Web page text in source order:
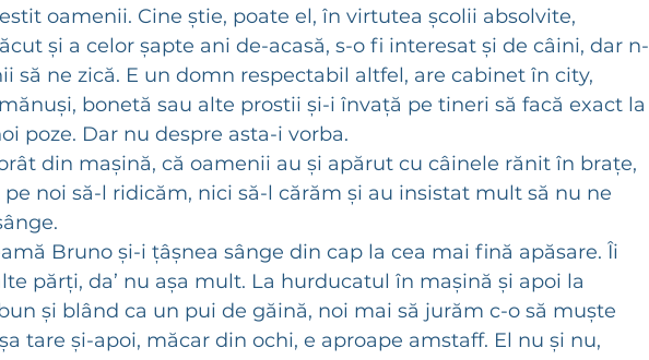
oamenii. Cine știe, poate el, în virtutea școlii absolvite,
și a celor șapte ani de-acasă, s-o fi interesat și de câini, dar n-
să ne zică. E un domn respectabil altfel, are cabinet în city,
bonetă sau alte prostii și-i învață pe tineri să facă exact la
poze. Dar nu despre asta-i vorba.
din mașină, că oamenii au și apărut cu câinele rănit în brațe,
noi să-l ridicăm, nici să-l cărăm și au insistat mult să nu ne
Bruno și-i țâșnea sânge din cap la cea mai fină apăsare. Îi
părți, da’ nu așa mult. La hurducatul în mașină și apoi la
și blând ca un pui de găină, noi mai să jurăm c-o să muște
tare și-apoi, măcar din ochi, e aproape amstaff. El nu și nu,